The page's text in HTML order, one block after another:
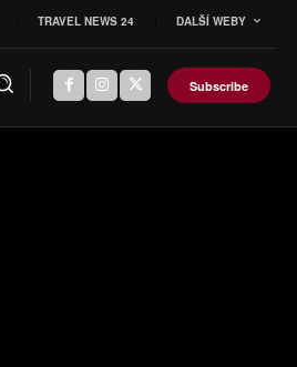
TRAVEL NEWS 24 DALŠÍ WEBY
Subscribe